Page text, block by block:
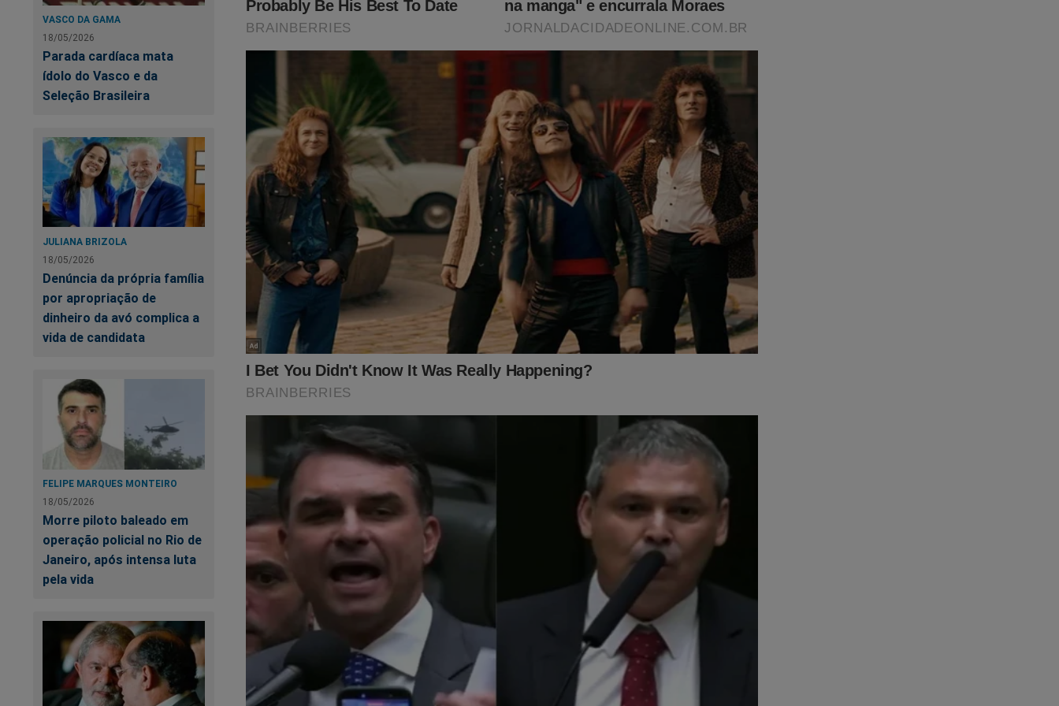
VASCO DA GAMA
18/05/2026
Parada cardíaca mata
ídolo do Vasco e da
Seleção Brasileira
JULIANA BRIZOLA
18/05/2026
Denúncia da própria família
por apropriação de
dinheiro da avó complica a
vida de candidata
FELIPE MARQUES MONTEIRO
18/05/2026
Morre piloto baleado em
operação policial no Rio de
Janeiro, após intensa luta
pela vida
suprimiu a existência do veículo”, afirma o advogado Pedro Serrano,
“É um arrematado absurdo jurídico, uma imensa violência descabida. E
tudo isso por conta de uma matéria que denunciava mau uso de
dinheiro público”.
Não deixaremos de combater o fascismo, tão presente em setores
do judiciário. A censura que enfrentamos é um lembrete de que,
apesar dos avanços, a luta pela liberdade de expressão ainda é
necessária. Não só nós, mas todos os veículos de comunicação que
buscam relatar a verdade devem permanecer vigilantes diante de
tentativas de silenciamento.
Convidamos nossos leitores a nos acompanhar nessa nova etapa.
Estamos determinados a seguir investigando, informando e
comentando sobre os principais acontecimentos que moldam a
está de volta, mais forte e comprometido com sua missão de
informar.
Agradecemos a todos que nos apoiaram durante esse período
desafiador. Juntos, continuaremos a lutar pela liberdade de expressão
e pela verdade, porque acreditar no poder da informação é acreditar
na democracia.
Seguiremos investigando sem trégua as ações tanto da juíza quanto
da deputada."